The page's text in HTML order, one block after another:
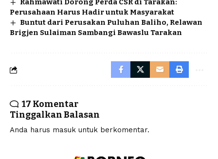
Rahmawati Dorong Perda CSR di Tarakan:
Perusahaan Harus Hadir untuk Masyarakat
Buntut dari Perusakan Puluhan Baliho, Relawan
Brigjen Sulaiman Sambangi Bawaslu Tarakan
17 Komentar
Tinggalkan Balasan
Anda harus masuk untuk berkomentar.